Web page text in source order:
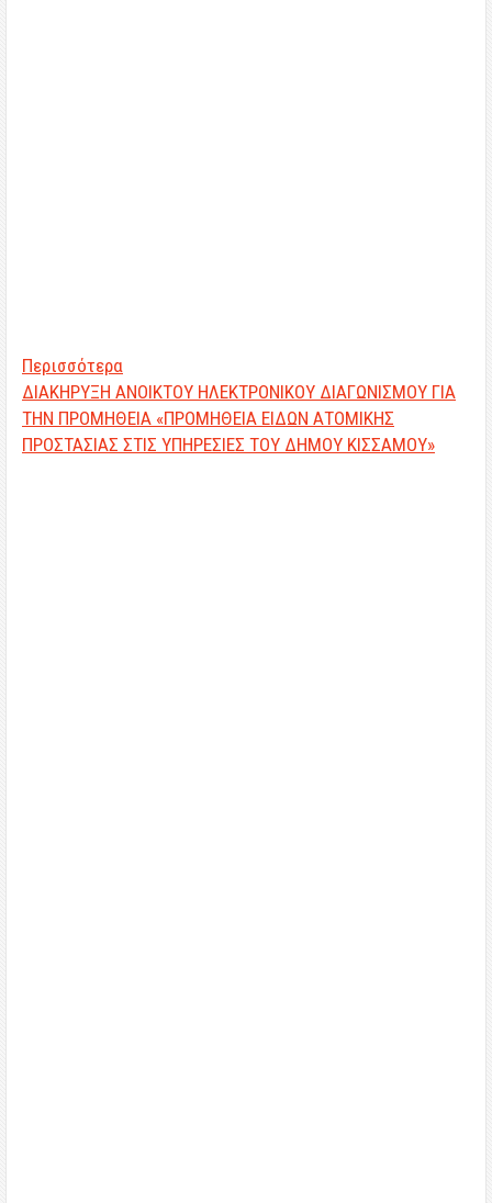
Περισσότερα
ΔΙΑΚΗΡΥΞΗ ΑΝΟΙΚΤΟΥ ΗΛΕΚΤΡΟΝΙΚΟΥ ΔΙΑΓΩΝΙΣΜΟΥ ΓΙΑ
ΤΗΝ ΠΡΟΜΗΘΕΙΑ «ΠΡΟΜΗΘΕΙΑ ΕΙΔΩΝ ΑΤΟΜΙΚΗΣ
ΠΡΟΣΤΑΣΙΑΣ ΣΤΙΣ ΥΠΗΡΕΣΙΕΣ ΤΟΥ ΔΗΜΟΥ ΚΙΣΣΑΜΟΥ»